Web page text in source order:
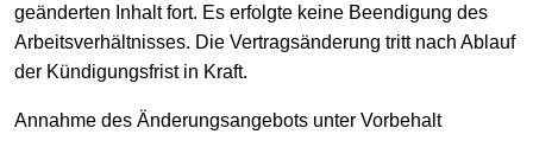
geänderten Inhalt fort. Es erfolgte keine Beendigung des
Arbeitsverhältnisses. Die Vertragsänderung tritt nach Ablauf
der Kündigungsfrist in Kraft.
Annahme des Änderungsangebots unter Vorbehalt